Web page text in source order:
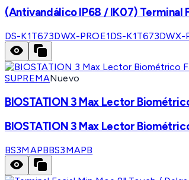
(Antivandálico IP68 / IK07) Terminal
DS-K1T673DWX-PROE1DS-K1T673DWX-
SUPREMANuevo
BIOSTATION 3 Max Lector
BIOSTATION 3 Max Lector
BS3MAPBBS3MAPB